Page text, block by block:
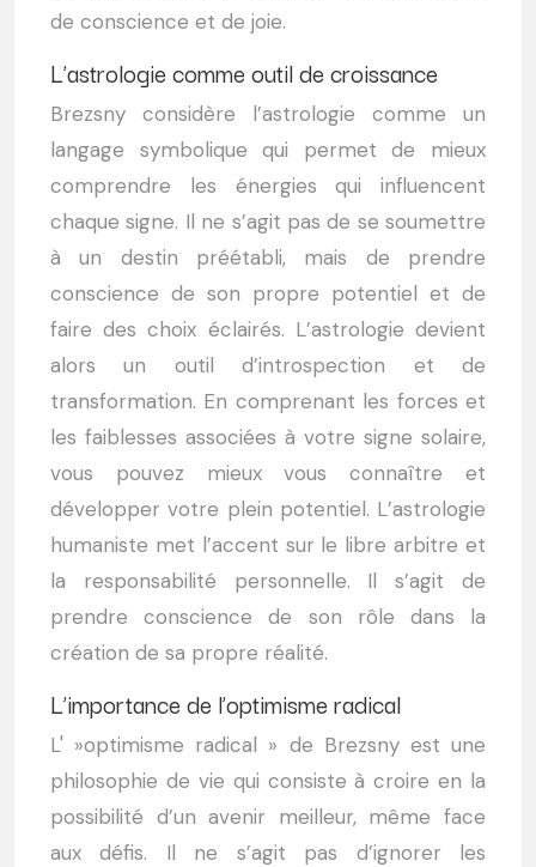
de conscience et de joie.
L’astrologie comme outil de croissance
Brezsny considère l’astrologie comme un
langage symbolique qui permet de mieux
comprendre les énergies qui influencent
chaque signe. Il ne s’agit pas de se soumettre
à un destin préétabli, mais de prendre
conscience de son propre potentiel et de
faire des choix éclairés. L’astrologie devient
alors un outil d’introspection et de
transformation. En comprenant les forces et
les faiblesses associées à votre signe solaire,
vous pouvez mieux vous connaître et
développer votre plein potentiel. L’astrologie
humaniste met l’accent sur le libre arbitre et
la responsabilité personnelle. Il s’agit de
prendre conscience de son rôle dans la
création de sa propre réalité.
L’importance de l’optimisme radical
L' »optimisme radical » de Brezsny est une
philosophie de vie qui consiste à croire en la
possibilité d’un avenir meilleur, même face
aux défis. Il ne s’agit pas d’ignorer les